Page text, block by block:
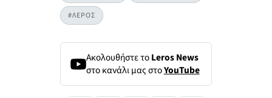
#ΛΕΡΟΣ
Ακολουθήστε τοLeros News
στο κανάλι μας στοYouTube